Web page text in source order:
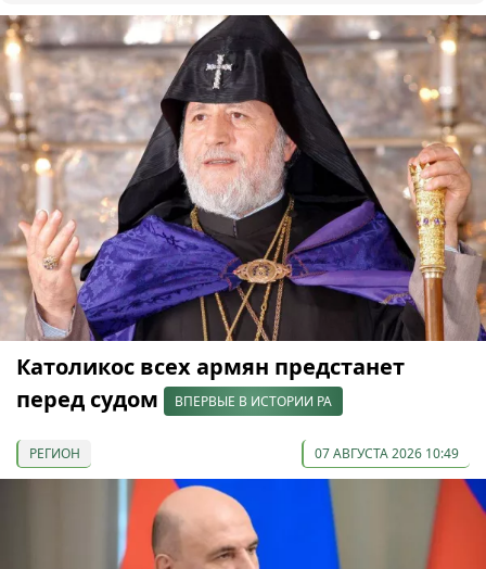
Католикос всех армян предстанет
перед судом
ВПЕРВЫЕ В ИСТОРИИ РА
РЕГИОН 07 АВГУСТА 2026 10:49